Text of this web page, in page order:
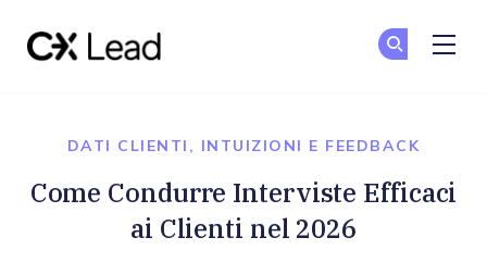
DATI CLIENTI, INTUIZIONI E FEEDBACK
Come Condurre Interviste Efficaci
ai Clienti nel 2026